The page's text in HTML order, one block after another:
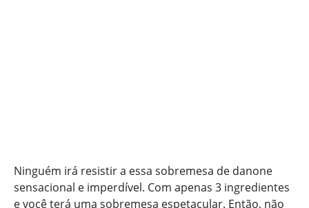
Ninguém irá resistir a essa sobremesa de danone
sensacional e imperdível. Com apenas 3 ingredientes
e você terá uma sobremesa espetacular. Então, não